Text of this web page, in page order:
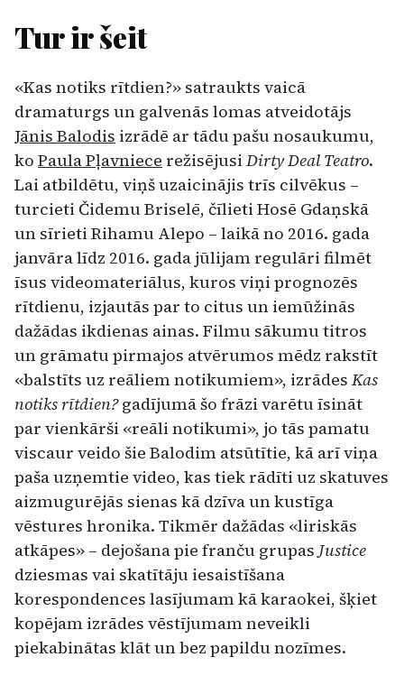
Tur ir šeit
«Kas notiks rītdien?» satraukts vaicā
dramaturgs un galvenās lomas atveidotājs
Jānis Balodis izrādē ar tādu pašu nosaukumu,
ko Paula Pļavniece režisējusiDirty Deal Teatro.
Lai atbildētu, viņš uzaicinājis trīs cilvēkus –
turcieti Čidemu Briselē, čīlieti Hosē Gdaņskā
un sīrieti Rihamu Alepo – laikā no 2016. gada
janvāra līdz 2016. gada jūlijam regulāri filmēt
īsus videomateriālus, kuros viņi prognozēs
rītdienu, izjautās par to citus un iemūžinās
dažādas ikdienas ainas. Filmu sākumu titros
un grāmatu pirmajos atvērumos mēdz rakstīt
«balstīts uz reāliem notikumiem», izrādes Kas
notiks rītdien?gadījumā šo frāzi varētu īsināt
par vienkārši «reāli notikumi», jo tās pamatu
viscaur veido šie Balodim atsūtītie, kā arī viņa
paša uzņemtie video, kas tiek rādīti uz skatuves
aizmugurējās sienas kā dzīva un kustīga
vēstures hronika. Tikmēr dažādas «liriskās
atkāpes» – dejošana pie franču grupas Justice
dziesmas vai skatītāju iesaistīšana
korespondences lasījumam kā karaokei, šķiet
kopējam izrādes vēstījumam neveikli
piekabinātas klāt un bez papildu nozīmes.